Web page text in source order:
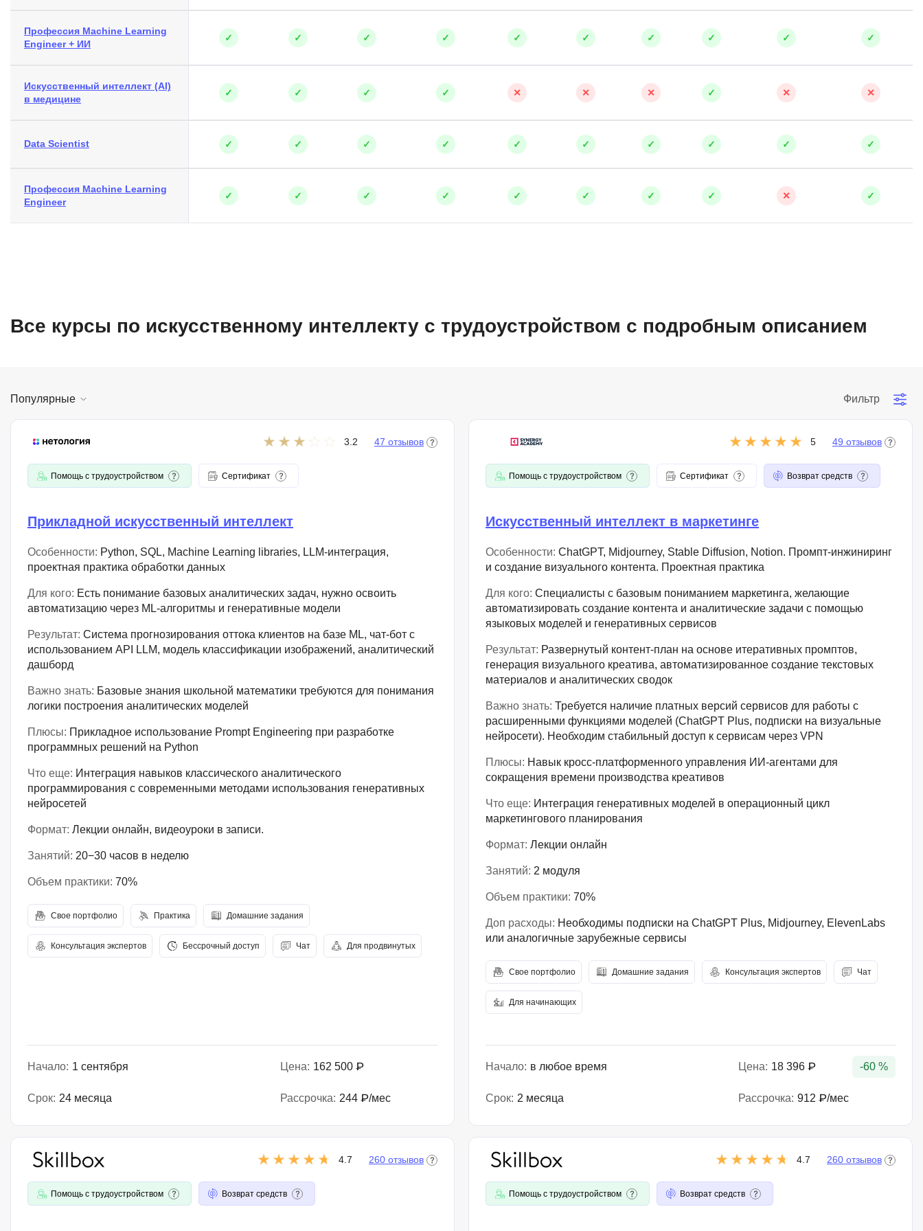
Профессия Machine Learning
Engineer + ИИ
✓ ✓ ✓ ✓ ✓ ✓ ✓ ✓ ✓ ✓
Искусственный интеллект (AI)
в медицине
✓ ✓ ✓ ✓ ✕ ✕ ✕ ✓ ✕ ✕
Data Scientist ✓ ✓ ✓ ✓ ✓ ✓ ✓ ✓ ✓ ✓
Профессия Machine Learning
Engineer
✓ ✓ ✓ ✓ ✓ ✓ ✓ ✓ ✕ ✓
Все курсы по искусственному интеллекту с трудоустройством с подробным описанием
Популярные Фильтр
3.2 47 отзывов
Помощь с трудоустройством Сертификат
Прикладной искусственный интеллект
Особенности: Python, SQL, Machine Learning libraries, LLM-интеграция,
проектная практика обработки данных
Для кого: Есть понимание базовых аналитических задач, нужно освоить
автоматизацию через ML-алгоритмы и генеративные модели
Результат: Система прогнозирования оттока клиентов на базе ML, чат-бот с
использованием API LLM, модель классификации изображений, аналитический
дашборд
Важно знать: Базовые знания школьной математики требуются для понимания
логики построения аналитических моделей
Плюсы: Прикладное использование Prompt Engineering при разработке
программных решений на Python
Что еще: Интеграция навыков классического аналитического
программирования с современными методами использования генеративных
нейросетей
Формат: Лекции онлайн, видеоуроки в записи.
Занятий: 20−30 часов в неделю
Объем практики: 70%
Свое портфолио Практика Домашние задания
Консультация экспертов Бессрочный доступ Чат Для продвинутых
Начало: 1 сентября Цена: 162 500 ₽
Срок: 24 месяца Рассрочка: 244 ₽/мес
5 49 отзывов
Помощь с трудоустройством Сертификат Возврат средств
Искусственный интеллект в маркетинге
Особенности: ChatGPT, Midjourney, Stable Diffusion, Notion. Промпт-инжиниринг
и создание визуального контента. Проектная практика
Для кого: Специалисты с базовым пониманием маркетинга, желающие
автоматизировать создание контента и аналитические задачи с помощью
языковых моделей и генеративных сервисов
Результат: Развернутый контент-план на основе итеративных промптов,
генерация визуального креатива, автоматизированное создание текстовых
материалов и аналитических сводок
Важно знать: Требуется наличие платных версий сервисов для работы с
расширенными функциями моделей (ChatGPT Plus, подписки на визуальные
нейросети). Необходим стабильный доступ к сервисам через VPN
Плюсы: Навык кросс-платформенного управления ИИ-агентами для
сокращения времени производства креативов
Что еще: Интеграция генеративных моделей в операционный цикл
маркетингового планирования
Формат: Лекции онлайн
Занятий: 2 модуля
Объем практики: 70%
Доп расходы: Необходимы подписки на ChatGPT Plus, Midjourney, ElevenLabs
или аналогичные зарубежные сервисы
Свое портфолио Домашние задания Консультация экспертов Чат
Для начинающих
Начало: в любое время Цена: 18 396 ₽ -60 %
Срок: 2 месяца Рассрочка: 912 ₽/мес
4.7 260 отзывов
Помощь с трудоустройством Возврат средств
4.7 260 отзывов
Помощь с трудоустройством Возврат средств
FullStack-разработка
Flask
Docker
Drupal
DataLens
Bootstrap
1C программирование
1С Битрикс
Автоматизация тестирования
Алгоритмы и структуры данных
Администрирование Windows
Администрирование PostgreSQL
Белый хакер
Nginx
О
Нагрузочное тестирование
Дизайнер верстальщик
Хранилища данных
U
UML
Y